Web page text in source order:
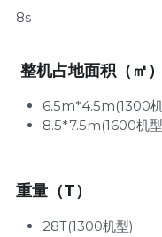
8s
整机占地面积（㎡）
6.5m*4.5m(1300
8.5*7.5m(1600机型
重量（T）
28T(1300机型)